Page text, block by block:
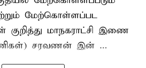
மேற்கொள்ளப்பட
மாநகராட்சி இணை
சரவணன் இன் ...